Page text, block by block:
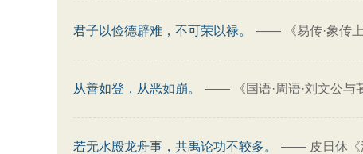
君子以俭德辟难，不可荣以禄。 —— 《易传·象传上
从善如登，从恶如崩。 —— 《国语·周语·刘文公与
若无水殿龙舟事，共禹论功不较多。 —— 皮日休《